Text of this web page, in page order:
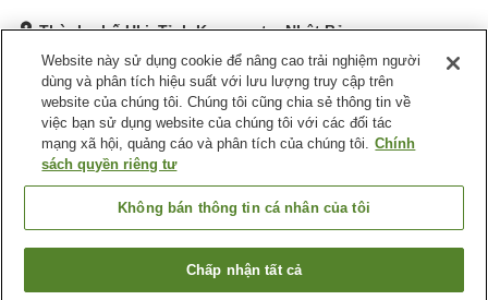
Thành phố Uki, Tỉnh Kumamoto, Nhật Bản
Hiển thị trên bản đồ
Tuyệt vời Đánh giá:9lượt
Tiện nghi chỗ nghỉ
Bãi đỗ xe
Sảnh tiệc
Nhà Tắm Công Cộng
Cho Thuê Yukata
Tỉnh Kumamoto
Tìm phòng trống
Website này sử dụng cookie để nâng cao trải nghiệm người
dùng và phân tích hiệu suất với lưu lượng truy cập trên
website của chúng tôi. Chúng tôi cũng chia sẻ thông tin về
việc bạn sử dụng website của chúng tôi với các đối tác
mạng xã hội, quảng cáo và phân tích của chúng tôi. Chính
sách quyền riêng tư
Không bán thông tin cá nhân của tôi
Chấp nhận tất cả